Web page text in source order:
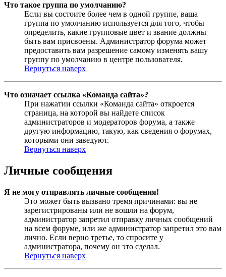
Что такое группа по умолчанию?
Если вы состоите более чем в одной группе, ваша
группа по умолчанию используется для того, чтобы
определить, какие групповые цвет и звание должны
быть вам присвоены. Администратор форума может
предоставить вам разрешение самому изменять вашу
группу по умолчанию в центре пользователя.
Вернуться наверх
Что означает ссылка «Команда сайта»?
При нажатии ссылки «Команда сайта» откроется
страница, на которой вы найдете список
администраторов и модераторов форума, а также
другую информацию, такую, как сведения о форумах,
которыми они заведуют.
Вернуться наверх
Личные сообщения
Я не могу отправлять личные сообщения!
Это может быть вызвано тремя причинами: вы не
зарегистрированы или не вошли на форум,
администратор запретил отправку личных сообщений
на всем форуме, или же администратор запретил это вам
лично. Если верно третье, то спросите у
администратора, почему он это сделал.
Вернуться наверх